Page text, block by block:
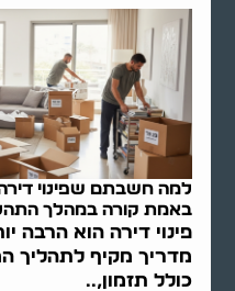
למה חשבתם שפינוי
באמת קורה במהלך
פינוי דירה הוא הרבה
מדריך מקיף לתהליך
כולל תזמון,..